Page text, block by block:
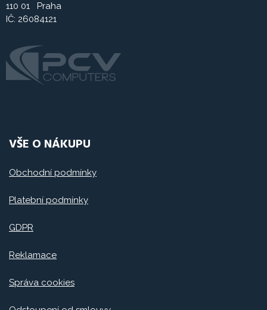
110 01 Praha
IČ: 26084121
VŠE O NÁKUPU
Obchodní podmínky
Platební podmínky
GDPR
Reklamace
Správa cookies